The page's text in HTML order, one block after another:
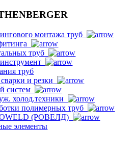
монтажа труб
труб
труб
и резки
систем
холод.техники
полимерных труб
(РОВЕЛД)
элементы